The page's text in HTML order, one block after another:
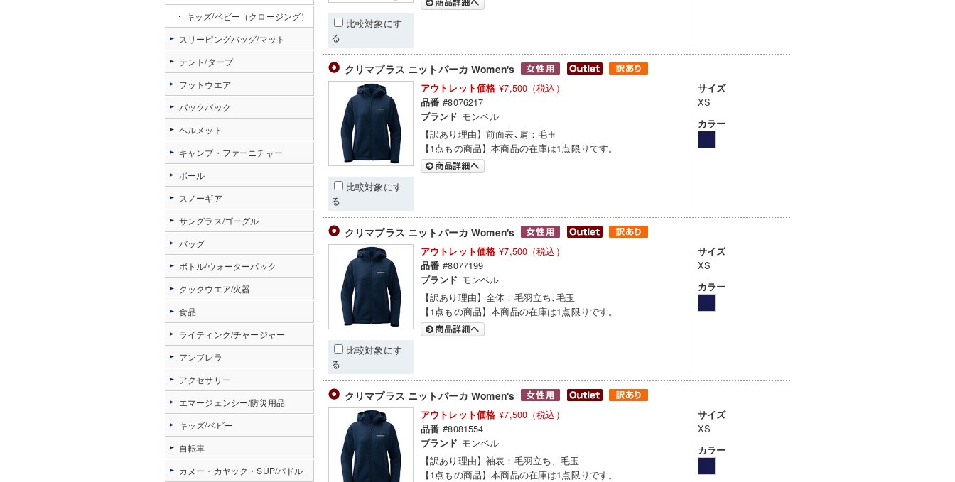
比較対象にす
る
クリマプラス ニットパーカ Women's
比較対象にす
る
アウトレット価格 ¥7,500（税込）
品番 #8076217
ブランド モンベル
【訳あり理由】前面表､肩：毛玉
【1点もの商品】本商品の在庫は1点限りです。
サイズ
XS
カラー
クリマプラス ニットパーカ Women's
比較対象にす
る
アウトレット価格 ¥7,500（税込）
品番 #8077199
ブランド モンベル
【訳あり理由】全体：毛羽立ち､毛玉
【1点もの商品】本商品の在庫は1点限りです。
サイズ
XS
カラー
クリマプラス ニットパーカ Women's
アウトレット価格 ¥7,500（税込）
品番 #8081554
ブランド モンベル
【訳あり理由】袖表：毛羽立ち、毛玉
【1点もの商品】本商品の在庫は1点限りです。
サイズ
XS
カラー
キッズ/ベビー（クロージング）
スリーピングバッグ/マット
テント/タープ
フットウエア
バックパック
ヘルメット
キャンプ・ファーニチャー
ポール
スノーギア
サングラス/ゴーグル
バッグ
ボトル/ウォーターパック
クックウエア/火器
食品
ライティング/チャージャー
アンブレラ
アクセサリー
エマージェンシー/防災用品
キッズ/ベビー
自転車
カヌー・カヤック・SUP/パドル